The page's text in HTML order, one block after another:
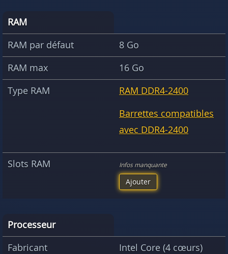
RAM
RAM par défaut
8 Go
RAM max
16 Go
Type RAM
RAM DDR4-2400
Barrettes compatibles
avec DDR4-2400
Slots RAM Infos manquante
Ajouter
Processeur
Fabricant
Intel Core (4 cœurs)